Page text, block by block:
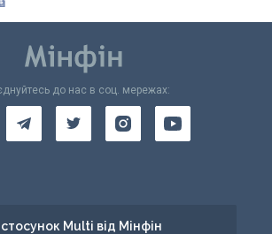
до нас в соц. мережах:
Multi від Мінфін